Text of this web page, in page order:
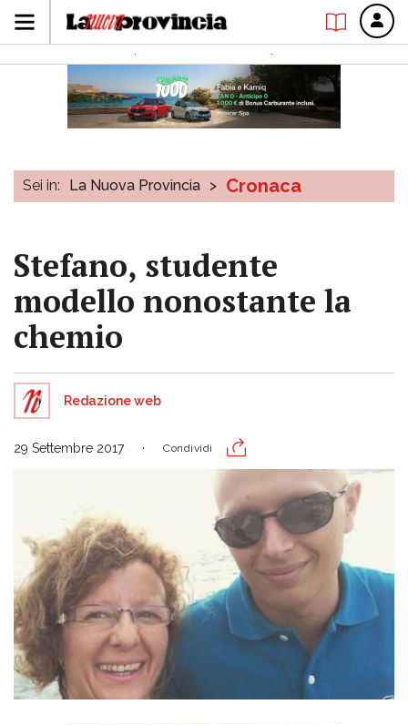
Sei in: La Nuova Provincia > Cronaca
Stefano, studente
modello nonostante la
chemio
Redazione web
29 Settembre 2017 Condividi